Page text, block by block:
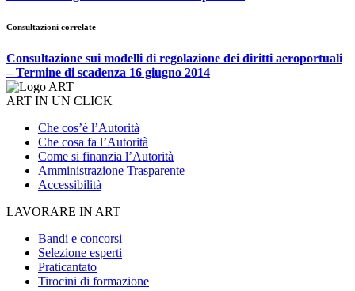
Consultazioni correlate
Consultazione sui modelli di regolazione dei diritti aeroportuali
– Termine di scadenza 16 giugno 2014
ART IN UN CLICK
Che cos’è l’Autorità
Che cosa fa l’Autorità
Come si finanzia l’Autorità
Amministrazione Trasparente
Accessibilità
LAVORARE IN ART
Bandi e concorsi
Selezione esperti
Praticantato
Tirocini di formazione